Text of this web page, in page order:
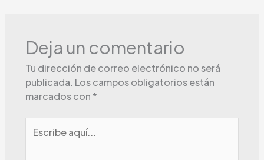
Deja un comentario
Tu dirección de correo electrónico no será
publicada. Los campos obligatorios están
marcados con*
aquí...